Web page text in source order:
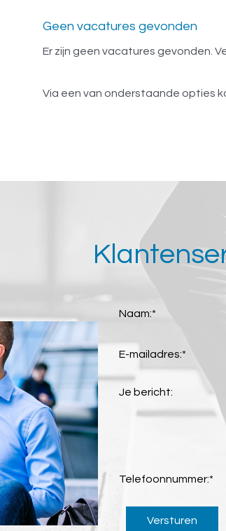
Geen vacatures gevonden
Er zijn geen vacatures gevonden.
Via een van onderstaande opties
Naam:*
E-mailadres:*
Je bericht:
Telefoonnummer:*
Versturen